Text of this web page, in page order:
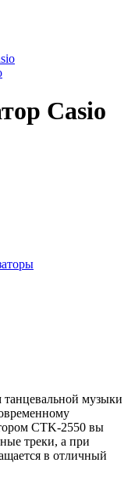
Casio
музыки
CTK-2550 вы
треки, а при
в отличный